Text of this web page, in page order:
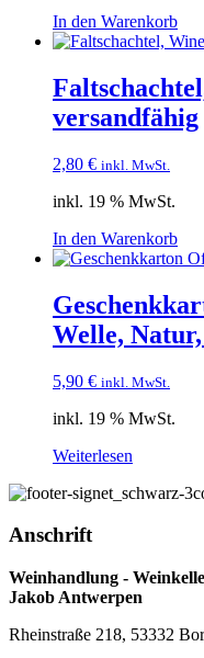
In den Warenkorb
versandfähig
2,80 € inkl. MwSt.
inkl. 19 % MwSt.
In den Warenkorb
Welle,
5,90 € inkl. MwSt.
inkl. 19 % MwSt.
Weiterlesen
Anschrift
Weinhandlung -
Jakob Antwerpen
Rheinstraße 218, 53332